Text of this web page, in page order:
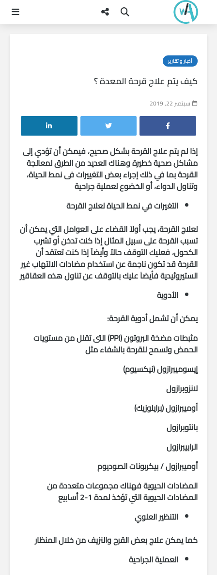
أخبار و تقارير
كيف يتم علاج قرحة المعدة ؟
سبتمبر 22, 2019
إذا لم يتم علاج القرحة بشكل صحيح، فيمكن أن تؤدي إلى
مشاكل صحية خطيرة وهناك العديد من الطرق لمعالجة
القرحة بما في ذلك إجراء بعض التغييرات فى نمط الحياة،
وتناول الدواء، أو الخضوع لعملية جراحية
التغيرات في نمط الحياة لعلاج القرحة
لعلاج القرحة، يجب أولاَ القضاء على العوامل التي يمكن أن
تسبب القرحة على سبيل المثال إذا كنت تدخن أو تشرب
الكحول، فعليك التوقف حالاَ وأيضاَ إذا كنت تعتقد أن
القرحة قد تكون ناجمة عن استخدام مضادات الالتهاب غير
الستيروئيدية فأيضاَ عليك بالتوقف عن تناول هذه العقاقير
الأدوية
يمكن أن تشمل أدوية القرحة:
مثبطات مضخة البروتون (PPI) التى تقلل من مستويات
الحمض وتسمح للقرحة بالشفاء مثل
إيسوميبرازول (نيكسيوم)
لانزوبرازول
أوميبرازول (برايلوزيك)
بانتوبرازول
الرابيبرازول
أوميبرازول / بيكربونات الصوديوم
المضادات الحيوية فهناك مجموعات متعددة من
المضادات الحيوية التي تؤخذ لمدة 1-2 أسابيع
التنظير العلوي
كما يمكن علاج بعض القرح والنزيف من خلال المنظار
العملية الجراحية